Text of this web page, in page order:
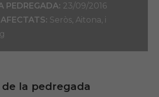
PEDREGADA: 23/09/2016
Seròs, Aitona, i
la pedregada